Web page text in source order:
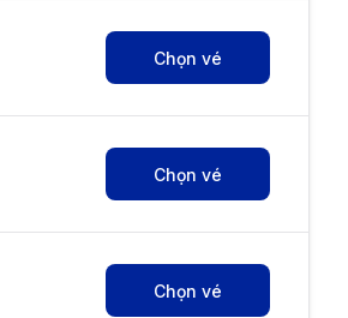
Chọn vé
Chọn vé
Chọn vé